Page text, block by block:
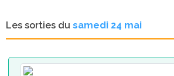
Les sorties du samedi 24 mai